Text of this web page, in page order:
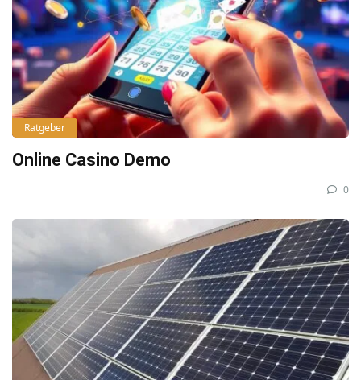
Ratgeber
Online Casino Demo
0